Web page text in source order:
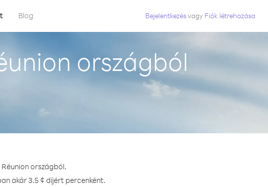
Blog Bejelentkezésvagy Fiók létrehozása
országból
országból.
akár 3.5 ¢ díjért percenként.